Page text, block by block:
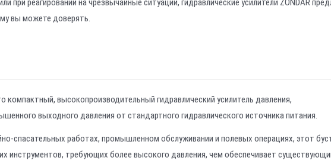
при реагировании на чрезвычайные ситуации, гидравлические усилители ZONDAR
вы можете доверять.
компактный, высокопроизводительный гидравлический усилитель давления,
выходного давления от стандартного гидравлического источника питания.
спасательных работах, промышленном обслуживании и полевых операциях, этот
инструментов, требующих более высокого давления, чем обеспечивает